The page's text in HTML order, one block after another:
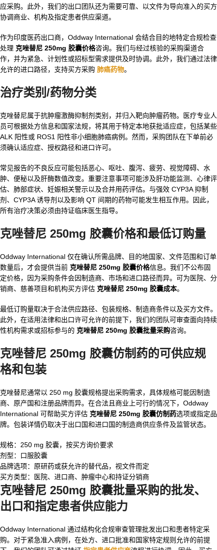
应采购。此外，我们的出口团队还为需要可靠、以文件为导向准入的买方
协调商业、机构及指定患者供应渠道。
作为印度医药出口商，Oddway International 会结合目的地特定合规检查
处理 克唑替尼 250mg 胶囊价格咨询。我们与经过核验的采购渠道合
作，并为紧急、计划性或招标型需求提供及时协调。此外，我们通过法律
允许的进口路径，支持买方采购 肺癌药物。
治疗类别/药物分类
克唑替尼属于抗肿瘤激酶抑制剂类别，并归入靶向肿瘤药物。医疗专业人
员可根据处方信息和国家法规，将其用于特定本地获批适应症，包括某些
ALK 阳性或 ROS1 阳性非小细胞肺癌病例。然而，采购团队在下单前必
须确认适应症、授权路径和进口许可。
常见报告的不良反应可能包括恶心、呕吐、腹泻、疲劳、视觉障碍、水
肿、便秘以及肝酶数值改变。重要注意事项可能涉及肝功能监测、心律评
估、肺部症状、妊娠相关警示以及合并用药评估。与强效 CYP3A 抑制
剂、CYP3A 诱导剂以及影响 QT 间期的药物可能发生相互作用。因此，
所有治疗决策必须由持证临床医生指导。
克唑替尼 250mg 胶囊价格和最低订购量
Oddway International 仅在确认所需品牌、目的地国家、文件范围和订单
数量后，才会提供当前 克唑替尼 250mg 胶囊价格信息。我们不公布固
定价格，因为采购条件会因制造商、市场和进口路径而异。可为医院、分
销商、慈善项目和机构买方评估 克唑替尼 250mg 胶囊成本。
最低订购量取决于合法供应路径、包装规格、制造商条件以及买方文件。
此外，在适用法律和出口许可允许的前提下，我们的团队可审查面向持续
性机构需求或招标参与的 克唑替尼 250mg 胶囊批量采购咨询。
克唑替尼 250mg 胶囊仿制药的可供应规
格和包装
克唑替尼通常以 250 mg 胶囊规格提出采购需求，具体规格可能因制造
商、原产国和注册品牌而异。在合法且商业上可行的情况下，Oddway
International 可帮助买方评估 克唑替尼 250mg 胶囊仿制药选项或指定品
牌。包装详情仍取决于出口国和进口国的制造商供应条件及监管状态。
规格：250 mg 胶囊，按买方询价要求
剂型：口服胶囊
品牌选项：原研药或获允许的替代品，视文件而定
买方类型：医院、进口商、肿瘤中心和持证分销商
克唑替尼 250mg 胶囊批量采购的批发、
出口和指定患者供应能力
Oddway International 通过结构化合规审查管理批发出口和患者特定采
购。对于紧急准入病例，在处方、进口批准和国家特定规则允许的前提